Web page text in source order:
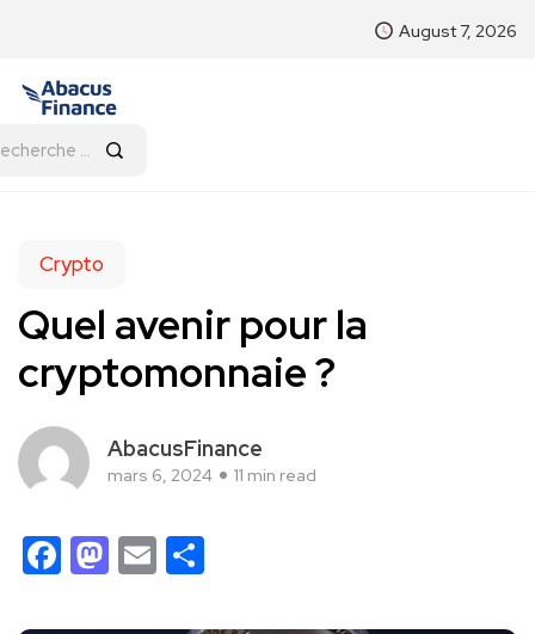
August 7, 2026
Crypto
Quel avenir pour la
cryptomonnaie ?
AbacusFinance
mars 6, 2024 11 min read
Facebook
Mastodon
Email